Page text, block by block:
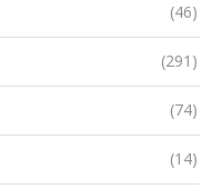
(46)
(291)
(74)
(14)